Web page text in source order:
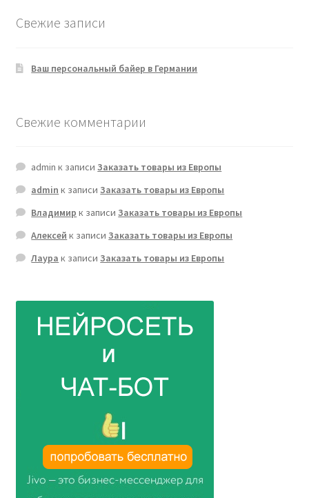
Свежие записи
Ваш персональный байер в Германии
Свежие комментарии
admin к записиЗаказать товары из Европы
admin к записиЗаказать товары из Европы
Владимир к записиЗаказать товары из Европы
Алексей к записиЗаказать товары из Европы
Лаура к записиЗаказать товары из Европы